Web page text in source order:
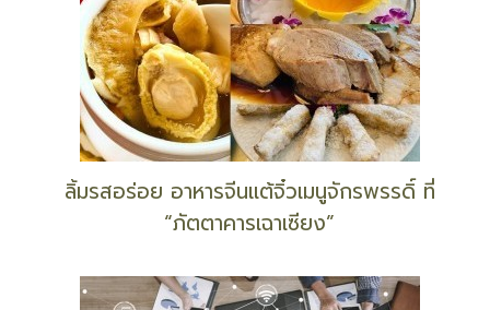
ลิ้มรสอร่อย อาหารจีนแต้จิ๋วเมนูจักรพรรดิ์ ที่
“ภัตตาคารเฉาเซียง”